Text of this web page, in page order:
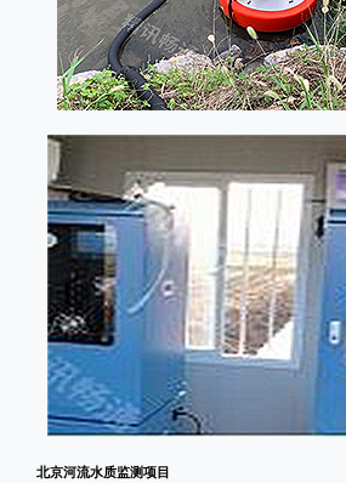
北京河流水质监测项目